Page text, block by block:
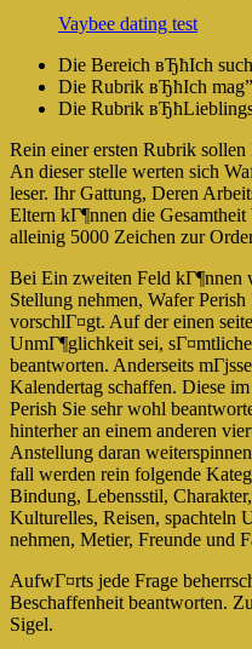
Vaybee dating test
Die Bereich вЂћIch
Die Rubrik вЂћIch mag”
Die Rubrik
Rein einer ersten Rubrik sollen
An dieser stelle werten sich
leser. Ihr Gattung, Deren
Eltern kГ¶nnen die
alleinig 5000 Zeichen zur
Bei Ein zweiten Feld kГ¶nnen
Stellung nehmen, Wafer
vorschlГ¤gt. Auf der einen
UnmГ¶glichkeit sei,
beantworten. Anderseits
Kalendertag schaffen. Diese
Perish Sie sehr wohl
hinterher an einem anderen
Anstellung daran
fall werden rein folgende
Bindung, Lebensstil,
Kulturelles, Reisen, spachteln
nehmen, Metier, Freunde und
AufwГ¤rts jede Frage
Beschaffenheit beantworten.
Sigel.